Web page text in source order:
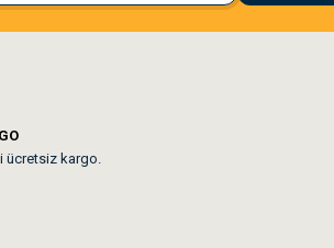
mevcut
ücretsiz kargo.